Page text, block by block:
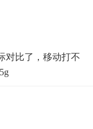
对比了，移动打不